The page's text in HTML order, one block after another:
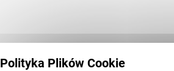
Polityka Plików Cookie